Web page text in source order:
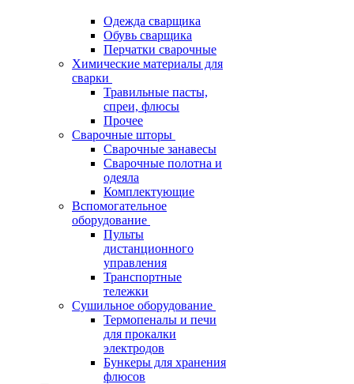
Одежда сварщика
Обувь сварщика
Перчатки сварочные
Химические материалы для
сварки
Травильные пасты,
спреи, флюсы
Прочее
Сварочные шторы
Сварочные занавесы
Сварочные полотна и
одеяла
Комплектующие
Вспомогательное
оборудование
Пульты
дистанционного
управления
Транспортные
тележки
Сушильное оборудование
Термопеналы и печи
для прокалки
электродов
Бункеры для хранения
флюсов